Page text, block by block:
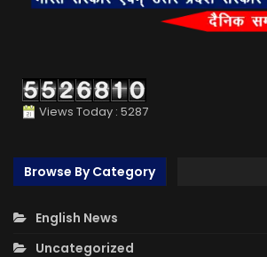
Views Today : 5287
Browse By Category
English News
Uncategorized